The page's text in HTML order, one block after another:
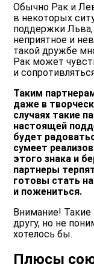
Обычно Рак и
в некоторых
поддержки
неприятное и
такой дружбе
Рак может
и
Таким
даже в
случаях такие
настоящей
будет
сумеет
этого знака и
партнеры
готовы стать
и пожениться.
Внимание! Такие
другу, но не
хотелось бы.
Плюсы